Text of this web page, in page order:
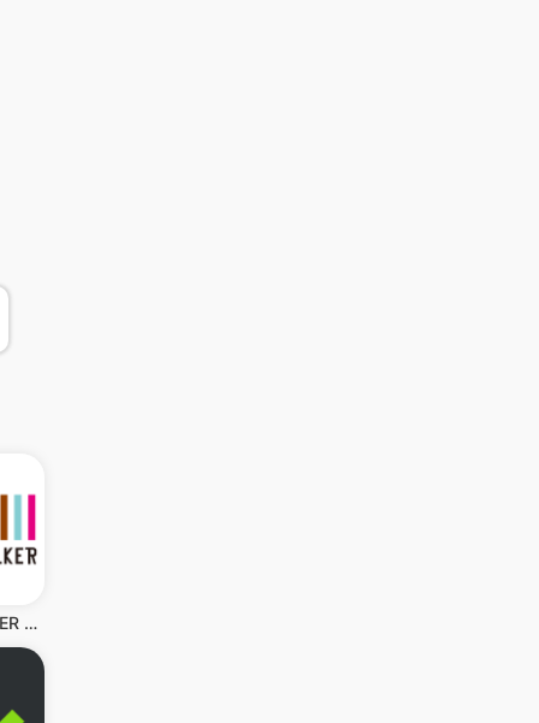
BOOK WALKER - 人気の漫画や小説が続々登場